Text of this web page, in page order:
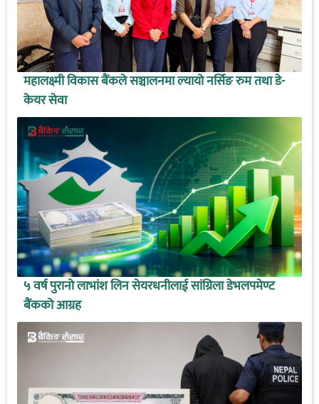
महालक्ष्मी विकास बैंकले सञ्चालनमा ल्यायो नर्सिङ रुम तथा डे-
केयर सेवा
५ वर्ष पुरानो लाभांश लिन सेयरधनीलाई सांग्रिला डेभलपमेण्ट
बैंकको आग्रह